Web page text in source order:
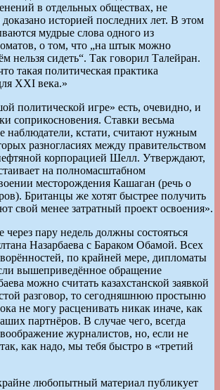
в отдельных обществах, не
историей последних лет. В этом
мудрые слова одного из
о том, что „на штык можно
нельзя сидеть“. Так говорил Талейран.
такая политическая практика
XXI века.»
политической игре» есть, очевидно, и
соприкосновения. Ставки весьма
наблюдатели, кстати, считают нужным
разногласиях между правительством
корпорацией Шелл. Утверждают,
на полномасштабном
месторождения Кашаган (речь о
Британцы же хотят быстрее получить
свой менее затратный проект освоения».
через пару недель должны состояться
Назарбаева с Бараком Обамой. Всех
по крайней мере, дипломаты
вышеприведённое обращение
можно считать казахстанской заявкой
разговор, то сегодняшнюю простыню
не могу расценивать никак иначе, как
партнёров. В случае чего, всегда
журналистов, но, если не
как надо, мы тебя быстро в «третий
любопытный материал публикует